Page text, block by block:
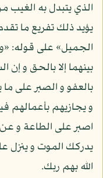
الذي يتبدل به الغيب
يؤيد ذلك تفريع ما
الجميل» على قوله:
بينهما إلا بالحق و إن
بالعفو و الصبر على ما
و يجازيهم بأعمالهم
اصبر على الطاعة و
يدركك الموت و ينزل
الله بهم ربك.